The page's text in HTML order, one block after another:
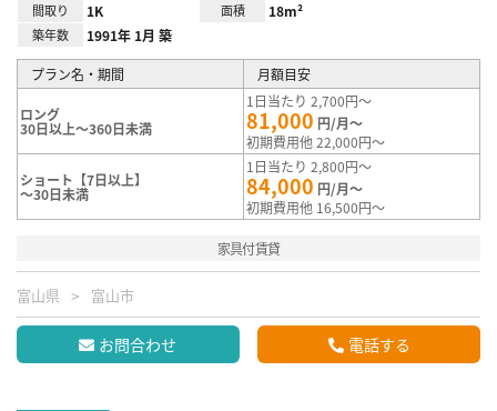
間取り 1K 面積 18m²
築年数 1991年 1月 築
プラン名・期間 月額目安
ロング
30日以上～360日未満
1日当たり 2,700円～
81,000 円/月～
初期費用他 22,000円～
ショート【7日以上】
～30日未満
1日当たり 2,800円～
84,000 円/月～
初期費用他 16,500円～
家具付賃貸
富山県 富山市
お問合わせ 電話する